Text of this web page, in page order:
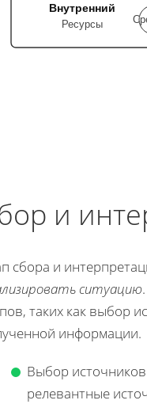
Внутренний
Ресурсы
и
сбора и
ситуацию
таких как выбор
информации.
Выбор
релевантные